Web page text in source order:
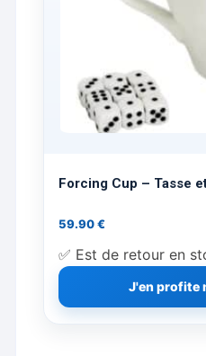
Forcing Cup – Tasse
59.90€
✅ Est de retour en
J'en profite